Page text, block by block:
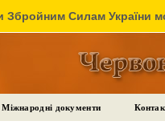
Силам України
Міжнародні документи